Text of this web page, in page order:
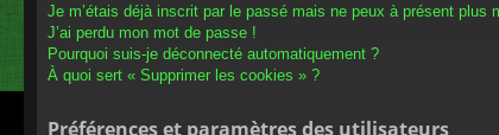
Je m’étais déjà inscrit par le passé mais ne peux à présent plus
J’ai perdu mon mot de passe !
Pourquoi suis-je déconnecté automatiquement ?
À quoi sert « Supprimer les cookies » ?
Préférences et paramètres des utilisateurs